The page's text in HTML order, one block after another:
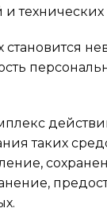
и
становится
таких